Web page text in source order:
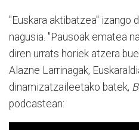
"Euskara aktibatzea" izango
nagusia. "Pausoak ematea
diren urrats horiek atzera
Alazne Larrinagak,
dinamizatzaileetako batek,
podcastean: